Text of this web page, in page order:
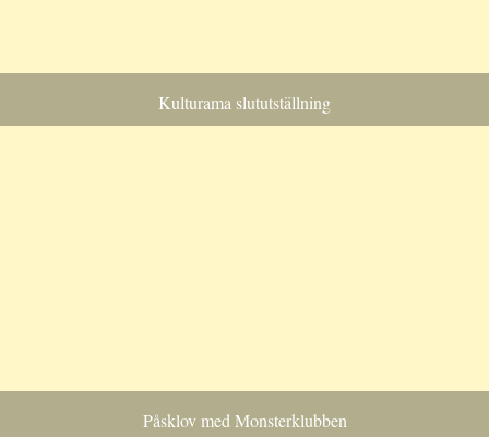
Kulturama slututställning
Påsklov med Monsterklubben